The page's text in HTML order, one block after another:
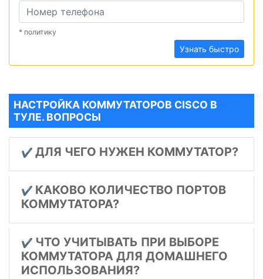
* политику
Узнать быстро
НАСТРОЙКА КОММУТАТОРОВ CISCO В
ТУЛЕ. ВОПРОСЫ
✔️ ДЛЯ ЧЕГО НУЖЕН КОММУТАТОР?
✔️ КАКОВО КОЛИЧЕСТВО ПОРТОВ
КОММУТАТОРА?
✔️ ЧТО УЧИТЫВАТЬ ПРИ ВЫБОРЕ
КОММУТАТОРА ДЛЯ ДОМАШНЕГО
ИСПОЛЬЗОВАНИЯ?